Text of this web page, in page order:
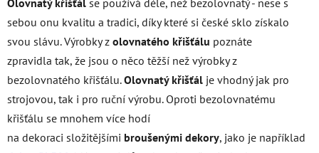
sebou onu kvalitu a tradici, díky které si české sklo získalo
svou slávu. Výrobky z olovnatého křišťálu poznáte
zpravidla tak, že jsou o něco těžší než výrobky z
bezolovnatého křišťálu.Olovnatý křišťál je vhodný jak pro
strojovou, tak i pro ruční výrobu. Oproti bezolovnatému
křišťálu se mnohem více hodí
na dekoraci složitějšími broušenými dekory, jako je například